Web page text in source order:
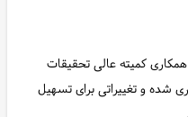
کمیته عالی تحقیقات
شده و تغییراتی برای تسهیل